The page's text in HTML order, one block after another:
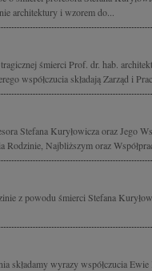
architektury i wzorem do...
śmierci Prof. dr. hab.
współczucia składają Zarząd i
Stefana Kuryłowicza oraz Jego
Rodzinie, Najbliższym oraz
z powodu śmierci Stefana
składamy wyrazy współczucia